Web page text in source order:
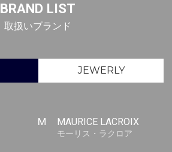
BRAND LIST
取扱いブランド
JEWERLY
M MAURICE LACROIX
モーリス・ラクロア